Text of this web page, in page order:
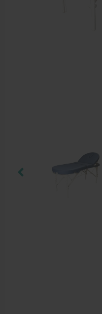
Behandelstoel elektrisch
Aanbiedingen